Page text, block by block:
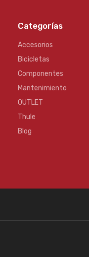
Categorías
Accesorios
Bicicletas
Componentes
Mantenimiento
OUTLET
Thule
Blog